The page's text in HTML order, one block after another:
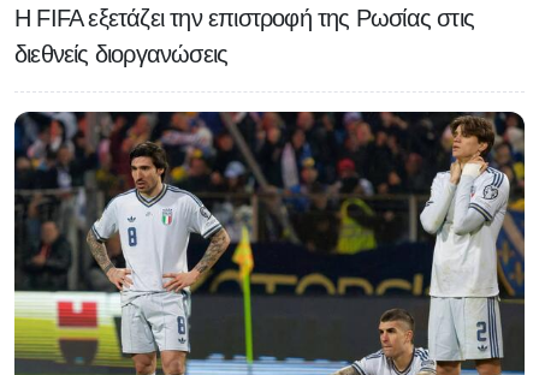
Η FIFA εξετάζει την επιστροφή της Ρωσίας στις
διεθνείς διοργανώσεις